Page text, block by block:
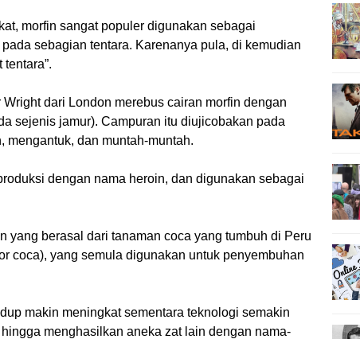
morfin sangat populer digunakan sebagai
sebagian tentara. Karenanya pula, di kemudian
dari London merebus cairan morfin dengan
sejenis jamur). Campuran itu diujicobakan pada
dan muntah-muntah.
dengan nama heroin, dan digunakan sebagai
yang berasal dari tanaman coca yang tumbuh di Peru
coca), yang semula digunakan untuk penyembuhan
makin meningkat sementara teknologi semakin
menghasilkan aneka zat lain dengan nama-